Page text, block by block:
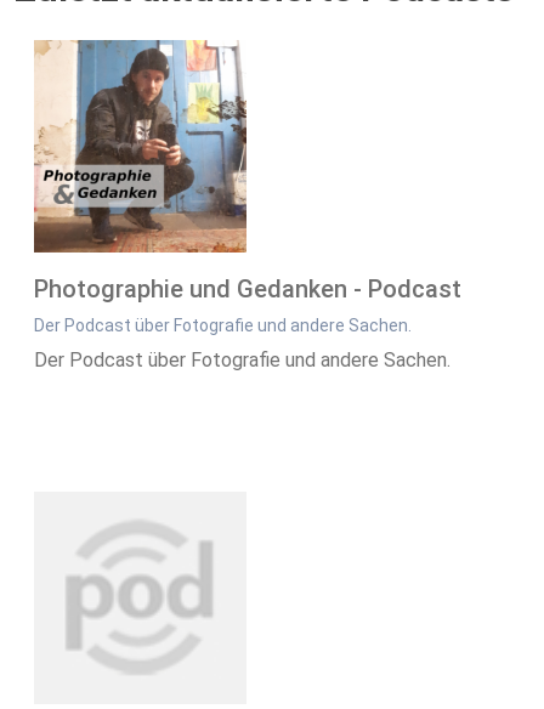
Photographie und Gedanken - Podcast
Der Podcast über Fotografie und andere Sachen.
Der Podcast über Fotografie und andere Sachen.